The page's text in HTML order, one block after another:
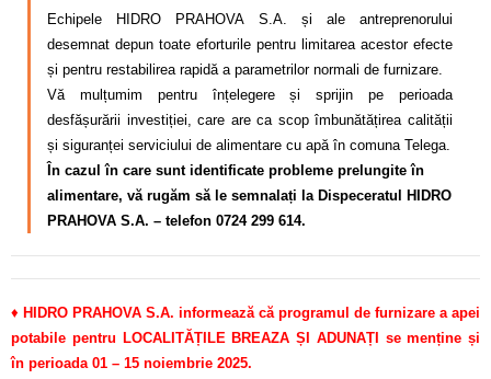
Echipele HIDRO PRAHOVA S.A. și ale antreprenorului
desemnat depun toate eforturile pentru limitarea acestor efecte
și pentru restabilirea rapidă a parametrilor normali de furnizare.
Vă mulțumim pentru înțelegere și sprijin pe perioada
desfășurării investiției, care are ca scop îmbunătățirea calității
și siguranței serviciului de alimentare cu apă în comuna Telega.
În cazul în care sunt identificate probleme prelungite în
alimentare, vă rugăm să le semnalați la Dispeceratul HIDRO
PRAHOVA S.A. – telefon 0724 299 614.
♦ HIDRO PRAHOVA S.A. informează că programul de furnizare a apei
potabile pentru LOCALITĂȚILE BREAZA ȘI ADUNAȚI se menține și
în perioada 01 – 15 noiembrie 2025.